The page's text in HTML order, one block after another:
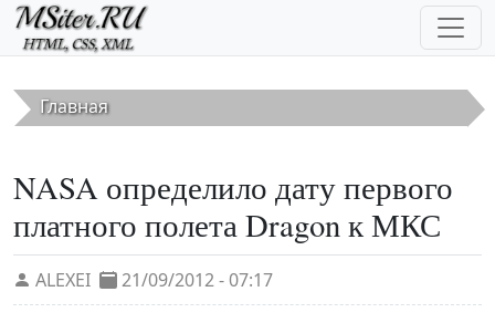
Перейти к основному содержанию
Главная
NASA определило дату первого
платного полета Dragon к МКС
ALEXEI 21/09/2012 - 07:17